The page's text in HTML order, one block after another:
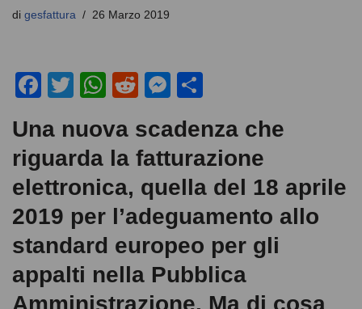
di gesfattura 26 Marzo 2019
F
c
e
b
o
o
k
T
tt
er
W
at
s
A
p
p
R
d
di
t
M
ss
e
n
g
er
n
di
vi
di
Una nuova scadenza che
riguarda la fatturazione
elettronica, quella del 18 aprile
2019 per l’adeguamento allo
standard europeo per gli
appalti nella Pubblica
Amministrazione. Ma di cosa